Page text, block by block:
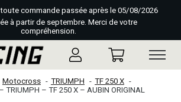
commande passée après le 05/08/2026
à partir de septembre. Merci de votre
compréhension.
Motocross TRIUMPH
TF 250 X
– TF 250 X – AUBIN ORIGINAL